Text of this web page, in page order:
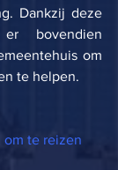
Dankzij deze
bovendien
om
te helpen.
te reizen